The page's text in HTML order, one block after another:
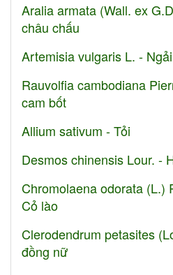
Aralia armata (Wall. ex
châu chấu
Artemisia vulgaris L. -
Rauvolfia cambodiana
cam bốt
Allium sativum - Tỏi
Desmos chinensis Lour. -
Chromolaena odorata (L.)
Cỏ lào
Clerodendrum petasites
đồng nữ